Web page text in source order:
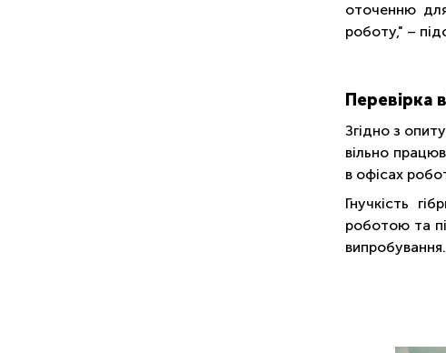
оточенню
роботу," –
Перевірка
Згідно з
вільно
в офісах
Гнучкість
роботою та
випробування.